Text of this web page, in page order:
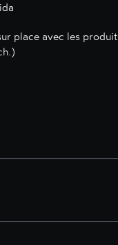
place avec les